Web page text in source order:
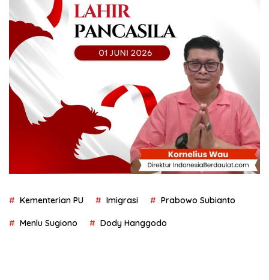
Kementerian PU Imigrasi Prabowo Subianto
Menlu Sugiono Dody Hanggodo